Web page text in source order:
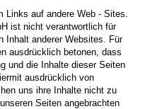
Links auf andere Web - Sites.
ist nicht verantwortlich für
Inhalt anderer Websites. Für
ausdrücklich betonen, dass
und die Inhalte dieser Seiten
ausdrücklich von
uns ihre Inhalte nicht zu
Seiten angebrachten